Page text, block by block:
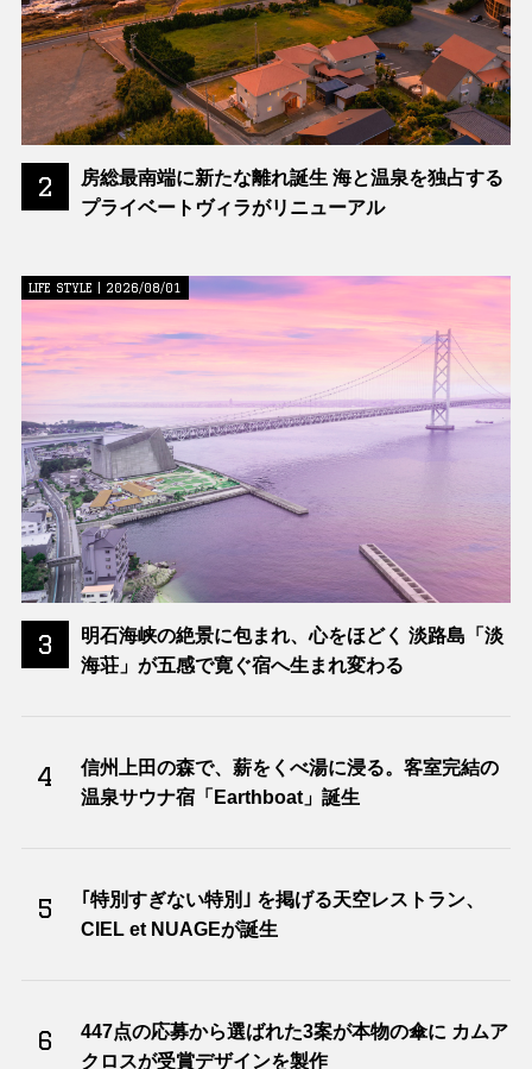
2
房総最南端に新たな離れ誕生 海と温泉を独占する
プライベートヴィラがリニューアル
3
LIFE STYLE | 2026/08/01
明石海峡の絶景に包まれ、心をほどく 淡路島「淡
海荘」が五感で寛ぐ宿へ生まれ変わる
4
信州上田の森で、薪をくべ湯に浸る。客室完結の
温泉サウナ宿「Earthboat」誕生
5
｢特別すぎない特別｣ を掲げる天空レストラン、
CIEL et NUAGEが誕生
6
447点の応募から選ばれた3案が本物の傘に カムア
クロスが受賞デザインを製作